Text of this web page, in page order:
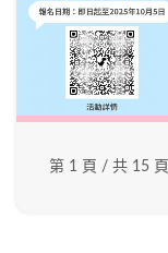
第 1 頁 / 共 15 頁